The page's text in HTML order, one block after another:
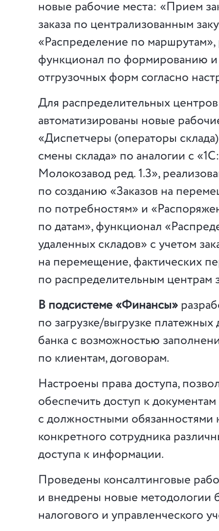
новые рабочие места: «Прием
заказа по централизованным
«Распределение по маршрутам»,
функционал по формированию и
отгрузочных форм согласно
Для распределительных центров
автоматизированы новые
«Диспетчеры (операторы
смены склада» по аналогии с
Молокозавод ред. 1.3»,
по созданию «Заказов на
по потребностям» и
по датам», функционал
удаленных складов» с учетом
на перемещение, фактических
по распределительным центрам
В подсистеме «Финансы»
по загрузке/выгрузке
банка с возможностью
по клиентам, договорам.
Настроены права доступа,
обеспечить доступ к
с должностными обязанностями
конкретного сотрудника
доступа к информации.
Проведены консалтинговые
и внедрены новые методологии
налогового и управленческого